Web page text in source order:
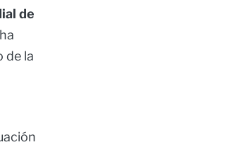
de
de la